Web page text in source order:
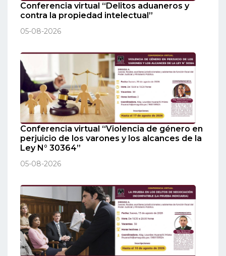
Conferencia virtual “Delitos aduaneros y
contra la propiedad intelectual”
05-08-2026
Conferencia virtual “Violencia de género en
perjuicio de los varones y los alcances de la
Ley N° 30364”
05-08-2026